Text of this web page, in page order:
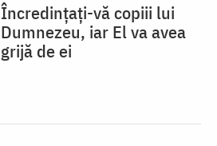
Încredințați-vă copiii lui
Dumnezeu, iar El va avea
grijă de ei